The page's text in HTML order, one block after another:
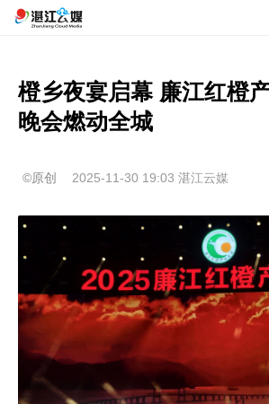
橙乡夜宴启幕 廉江红橙
晚会燃动全城
©原创 2025-11-30 19:03 湛江云媒